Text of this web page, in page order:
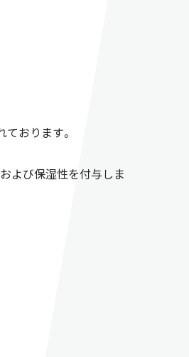
おります。
よび保湿性を付与しま